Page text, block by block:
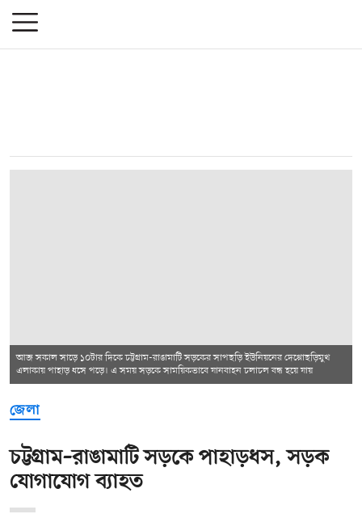
আজ সকাল সাড়ে ১০টার দিকে চট্টগ্রাম-রাঙামাটি সড়কের সাপছড়ি ইউনিয়নের দেপ্পোছড়িমুখ
এলাকায় পাহাড় ধসে পড়ে। এ সময় সড়কে সাময়িকভাবে যানবাহন চলাচল বন্ধ হয়ে যায়
জেলা
চট্টগ্রাম–রাঙামাটি সড়কে পাহাড়ধস, সড়ক
যোগাযোগ ব্যাহত